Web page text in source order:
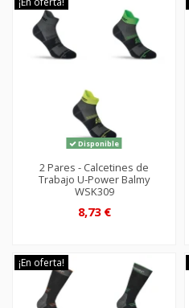
Disponible
2 Pares - Calcetines de
Trabajo U-Power Balmy
WSK309
8,73 €
¡En oferta!